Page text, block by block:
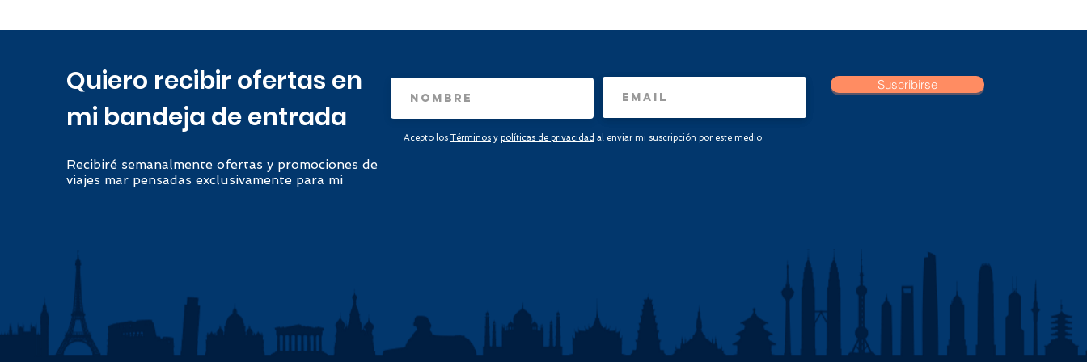
Quiero recibir ofertas en
mi bandeja de entrada
Recibiré semanalmente ofertas y promociones de
viajes mar pensadas exclusivamente para mi
Acepto los Términos y políticas de privacidad al enviar mi suscripción por este medio.
Suscribirse